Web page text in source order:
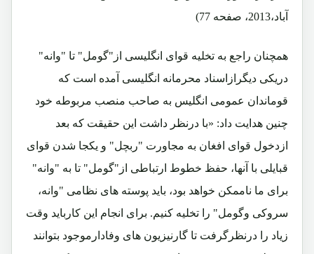
آباد،2013، صفحه 77)
همچنان راجع به تخلیه قوای انگلیسی از"گومل" تا "وانه"
دریکی دیگرازاسناد محرمانه انگلیسی آمده است که
قوماندان عمومی انگلیس به صاحب منصب مربوطه خود
چنین هدایت داد: «با درنظر داشت این حقیقت که بعد
ازدخول قوای افغان به مجاورت "ربچل" و یکجا شدن قوای
قبایلی با آنها، حفظ خطوط ارتباطی از"گومل" تا به "وانه"
برای ما ناممکن خواهد بود، باید پوسته های نظامی "وانه،
سروکی وگومل" را تخلیه کنیم. برای انجام این کارباید وقت
زیاد را درنظرگرفت تا گارنیزیون های وفادارموجود بتوانند